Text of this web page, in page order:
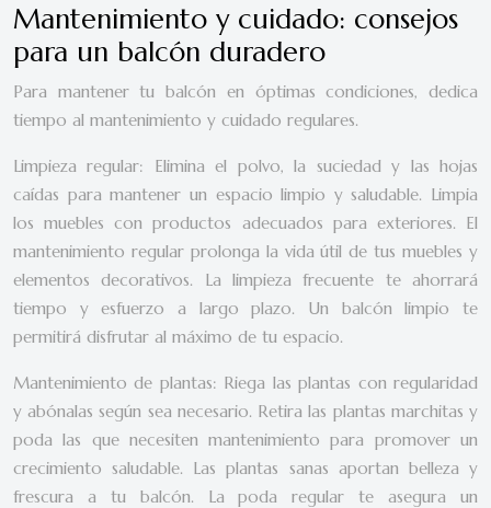
Mantenimiento y cuidado: consejos
para un balcón duradero
Para mantener tu balcón en óptimas condiciones, dedica
tiempo al mantenimiento y cuidado regulares.
Limpieza regular: Elimina el polvo, la suciedad y las hojas
caídas para mantener un espacio limpio y saludable. Limpia
los muebles con productos adecuados para exteriores. El
mantenimiento regular prolonga la vida útil de tus muebles y
elementos decorativos. La limpieza frecuente te ahorrará
tiempo y esfuerzo a largo plazo. Un balcón limpio te
permitirá disfrutar al máximo de tu espacio.
Mantenimiento de plantas: Riega las plantas con regularidad
y abónalas según sea necesario. Retira las plantas marchitas y
poda las que necesiten mantenimiento para promover un
crecimiento saludable. Las plantas sanas aportan belleza y
frescura a tu balcón. La poda regular te asegura un